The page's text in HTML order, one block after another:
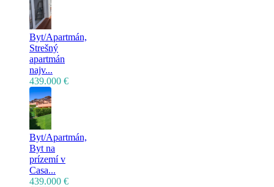
Byt/Apartmán,
Strešný
apartmán
najv...
439.000 €
Byt/Apartmán,
Byt na
prízemí v
Casa...
439.000 €